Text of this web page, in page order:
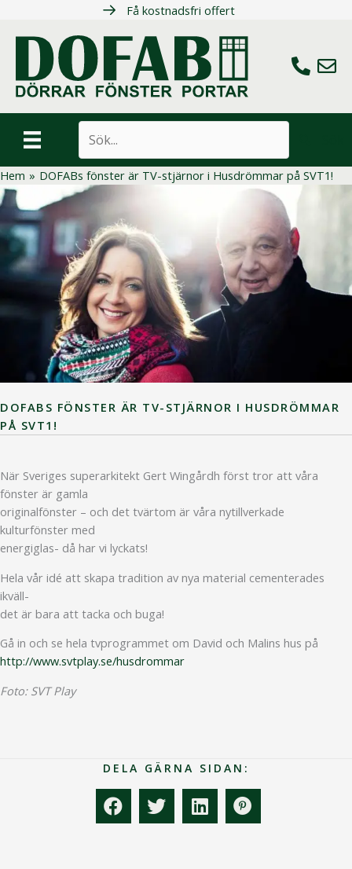
innehåll
Få kostnadsfri offert
Ring oss
Maila
Hem » DOFABs fönster är TV-stjärnor i Husdrömmar på SVT1!
DOFABS FÖNSTER ÄR TV-STJÄRNOR I HUSDRÖMMAR
PÅ SVT1!
När Sveriges superarkitekt Gert Wingårdh först tror att våra
fönster är gamla
originalfönster – och det tvärtom är våra nytillverkade
kulturfönster med
energiglas- då har vi lyckats!
Hela vår idé att skapa tradition av nya material cementerades
ikväll-
det är bara att tacka och buga!
Gå in och se hela tvprogrammet om David och Malins hus på
http://www.svtplay.se/husdrommar
Foto: SVT Play
DELA GÄRNA SIDAN: